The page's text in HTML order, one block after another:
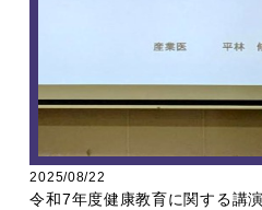
2025/08/22
令和7年度健康教育に関する講